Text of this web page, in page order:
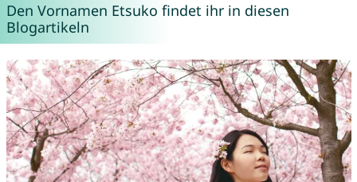
Den Vornamen Etsuko findet ihr in diesen
Blogartikeln